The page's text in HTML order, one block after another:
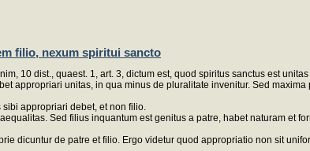
filio, nexum spiritui sancto
10 dist., quaest. 1, art. 3, dictum est, quod spiritus sanctus est
appropriari unitas, in qua minus de pluralitate invenitur. Sed
appropriari debet, et non filio.
Sed filius inquantum est genitus a patre, habet naturam et
dicuntur de patre et filio. Ergo videtur quod appropriatio non sit